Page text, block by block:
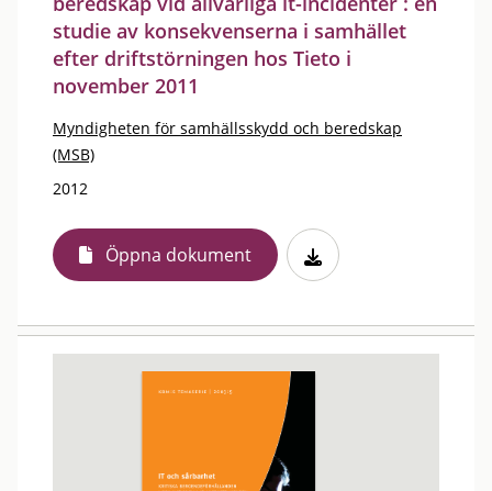
studie av konsekvenserna i samhället
efter driftstörningen hos Tieto i
november 2011
Myndigheten för samhällsskydd och beredskap
(MSB)
2012
Öppna dokument